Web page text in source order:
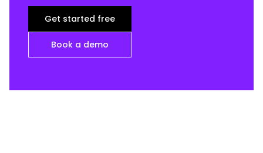
Get started free
Book a demo